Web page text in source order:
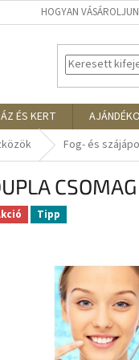
HOGYAN
ÉS KERT
Fog- és
Tipp